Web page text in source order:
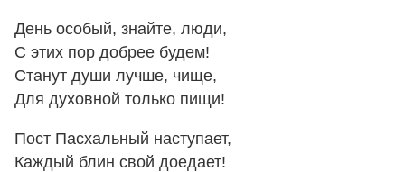
День особый, знайте, люди,
С этих пор добрее будем!
Станут души лучше, чище,
Для духовной только пищи!
Пост Пасхальный наступает,
Каждый блин свой доедает!